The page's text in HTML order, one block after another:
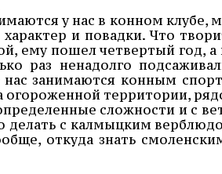
у нас в конном клубе,
и повадки. Что
ему пошел четвертый год,
раз ненадолго
нас занимаются конным
огороженной территории,
сложности и с
делать с калмыцким
откуда знать